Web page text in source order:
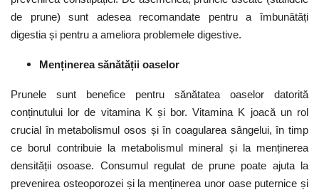
de prune) sunt adesea recomandate pentru a îmbunătăți
digestia și pentru a ameliora problemele digestive.
Menținereasănătății oaselor
Prunele sunt benefice pentru sănătatea oaselor datorită
conținutului lor de vitamina K și bor. Vitamina K joacă un rol
crucial în metabolismul osos și în coagularea sângelui, în timp
ce borul contribuie la metabolismul mineral și la menținerea
densității osoase. Consumul regulat de prune poate ajuta la
prevenirea osteoporozei și la menținerea unor oase puternice și